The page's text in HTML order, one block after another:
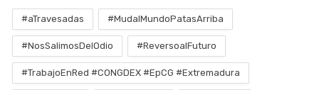
#aTravesadas #MudalMundoPatasArriba
#NosSalimosDelOdio #ReversoalFuturo
#TrabajoEnRed #CONGDEX #EpCG #Extremadura